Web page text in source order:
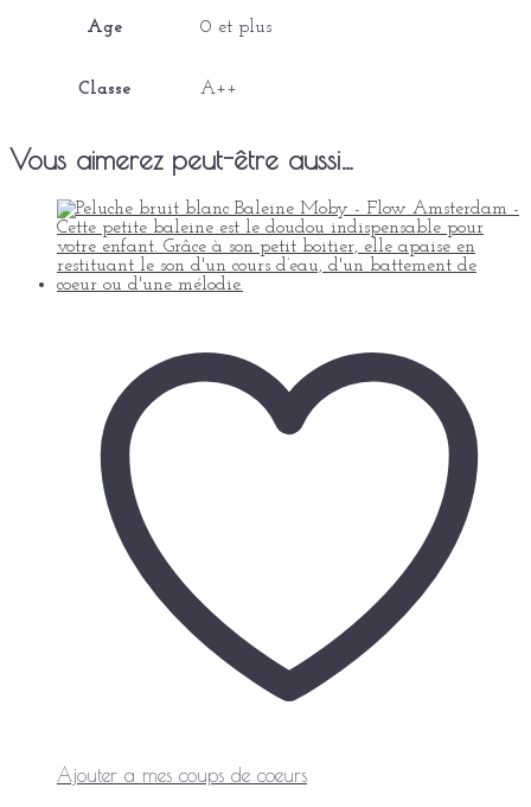
Age 0 et plus
Classe A++
Vous aimerez peut-être aussi…
Ajouter a mes coups de coeurs